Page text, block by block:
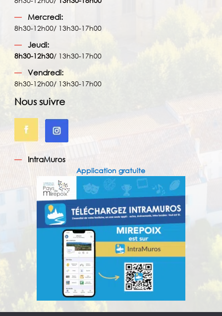
Mercredi:
8h30-12h00/ 13h30-17h00
Jeudi:
8h30-12h30/ 13h30-17h00
Vendredi:
8h30-12h00/ 13h30-17h00
Nous suivre
IntraMuros
Application gratuite